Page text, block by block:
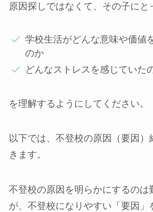
原因探しではなくて、その子にと
学校生活がどんな意味や価値
のか
どんなストレスを感じていた
を理解するようにしてください。
以下では、不登校の原因（要因）
きます。
不登校の原因を明らかにするのは
が、不登校になりやすい「要因」